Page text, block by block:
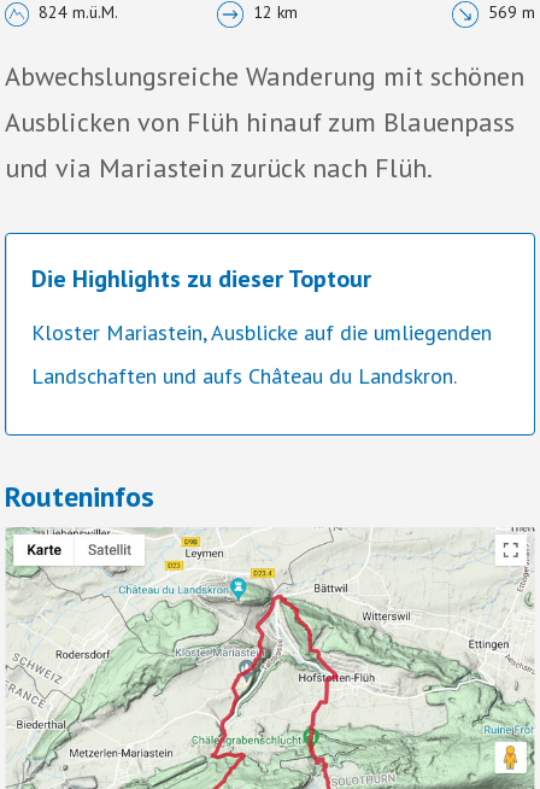
824 m.ü.M. 12 km 569 m
Abwechslungsreiche Wanderung mit schönen
Ausblicken von Flüh hinauf zum Blauenpass
und via Mariastein zurück nach Flüh.
Die Highlights zu dieser Toptour
Kloster Mariastein, Ausblicke auf die umliegenden
Landschaften und aufs Château du Landskron.
Routeninfos